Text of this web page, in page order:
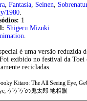
Fantasia Seinen
1980
1
Shigeru Mizuki
é uma versão reduzida
exibido no festival da Toei
recicladas.
Kitaro: The All Seeing Eye,
ゲゲゲの鬼太郎 地相眼